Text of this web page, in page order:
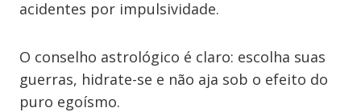
acidentes por impulsividade.
O conselho astrológico é claro: escolha suas
guerras, hidrate-se e não aja sob o efeito do
puro egoísmo.